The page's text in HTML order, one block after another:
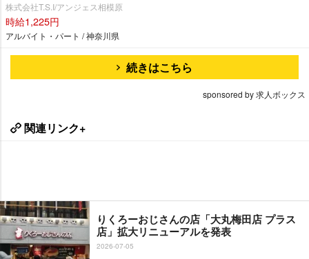
株式会社T.S.I/アンジェス相模原
時給1,225円
アルバイト・パート / 神奈川県
続きはこちら
sponsored by 求人ボックス
関連リンク+
りくろーおじさんの店「大丸梅田店 プラス
店」拡大リニューアルを発表
2026-07-05